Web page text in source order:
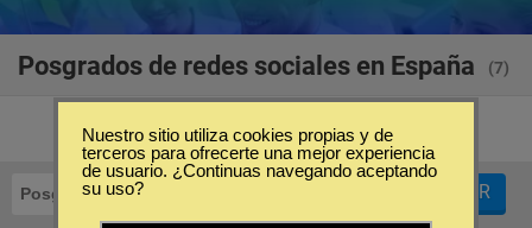
Posgrados de redes sociales en España (7)
Posgrados FILTRAR
Nuestro sitio utiliza cookies propias y de
terceros para ofrecerte una mejor experiencia
de usuario. ¿Continuas navegando aceptando
su uso?